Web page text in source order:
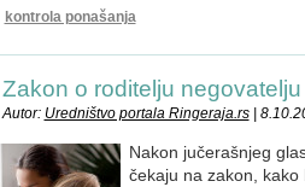
kontrola ponašanja
Zakon o roditelju
Autor: Uredništvo portala Ringeraja.rs|
Nakon jučerašnjeg
čekaju na zakon,